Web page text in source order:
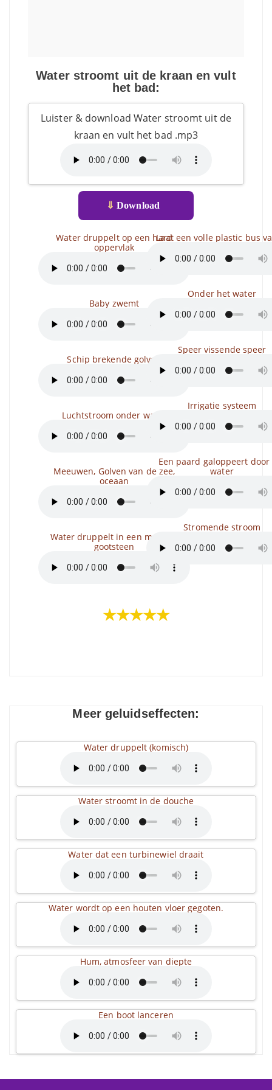
Water stroomt uit de kraan en vult
het bad:
Luister & download Water stroomt uit de
kraan en vult het bad .mp3
⇓ Download
Water druppelt op een hard
oppervlak
Baby zwemt
Schip brekende golven
Luchtstroom onder water
Meeuwen, Golven van de zee,
oceaan
Water druppelt in een metalen
gootsteen
Laat een volle plastic bus
Onder het water
Speer vissende speer
Irrigatie systeem
Een paard galoppeert
water
Stromende stroom
★★★★★
Meer geluidseffecten:
Water druppelt (komisch)
Water stroomt in de douche
Water dat een turbinewiel draait
Water wordt op een houten vloer gegoten.
Hum, atmosfeer van diepte
Een boot lanceren